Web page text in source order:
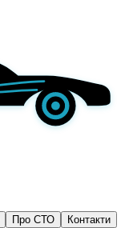
Про СТО Контакти